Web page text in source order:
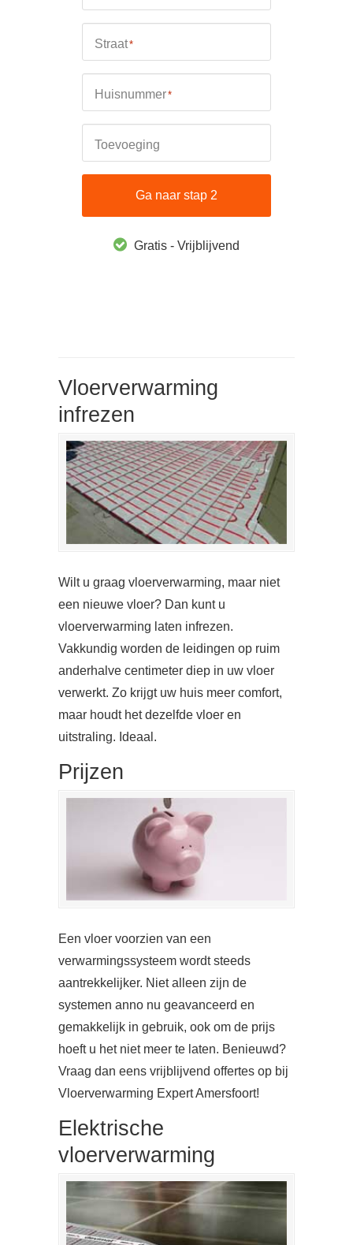
Straat*
Huisnummer*
Toevoeging
Ga naar stap 2
Gratis - Vrijblijvend
Vloerverwarming
infrezen
Wilt u graag vloerverwarming, maar niet
een nieuwe vloer? Dan kunt u
vloerverwarming laten infrezen.
Vakkundig worden de leidingen op ruim
anderhalve centimeter diep in uw vloer
verwerkt. Zo krijgt uw huis meer comfort,
maar houdt het dezelfde vloer en
uitstraling. Ideaal.
Prijzen
Een vloer voorzien van een
verwarmingssysteem wordt steeds
aantrekkelijker. Niet alleen zijn de
systemen anno nu geavanceerd en
gemakkelijk in gebruik, ook om de prijs
hoeft u het niet meer te laten. Benieuwd?
Vraag dan eens vrijblijvend offertes op bij
Vloerverwarming Expert Amersfoort!
Elektrische
vloerverwarming